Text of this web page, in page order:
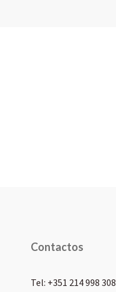
Contactos
Tel: +351 214 998 308